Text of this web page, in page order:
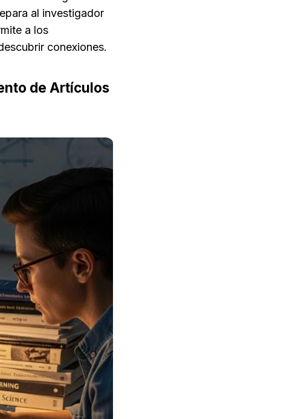
al investigador
a los
conexiones.
de Artículos